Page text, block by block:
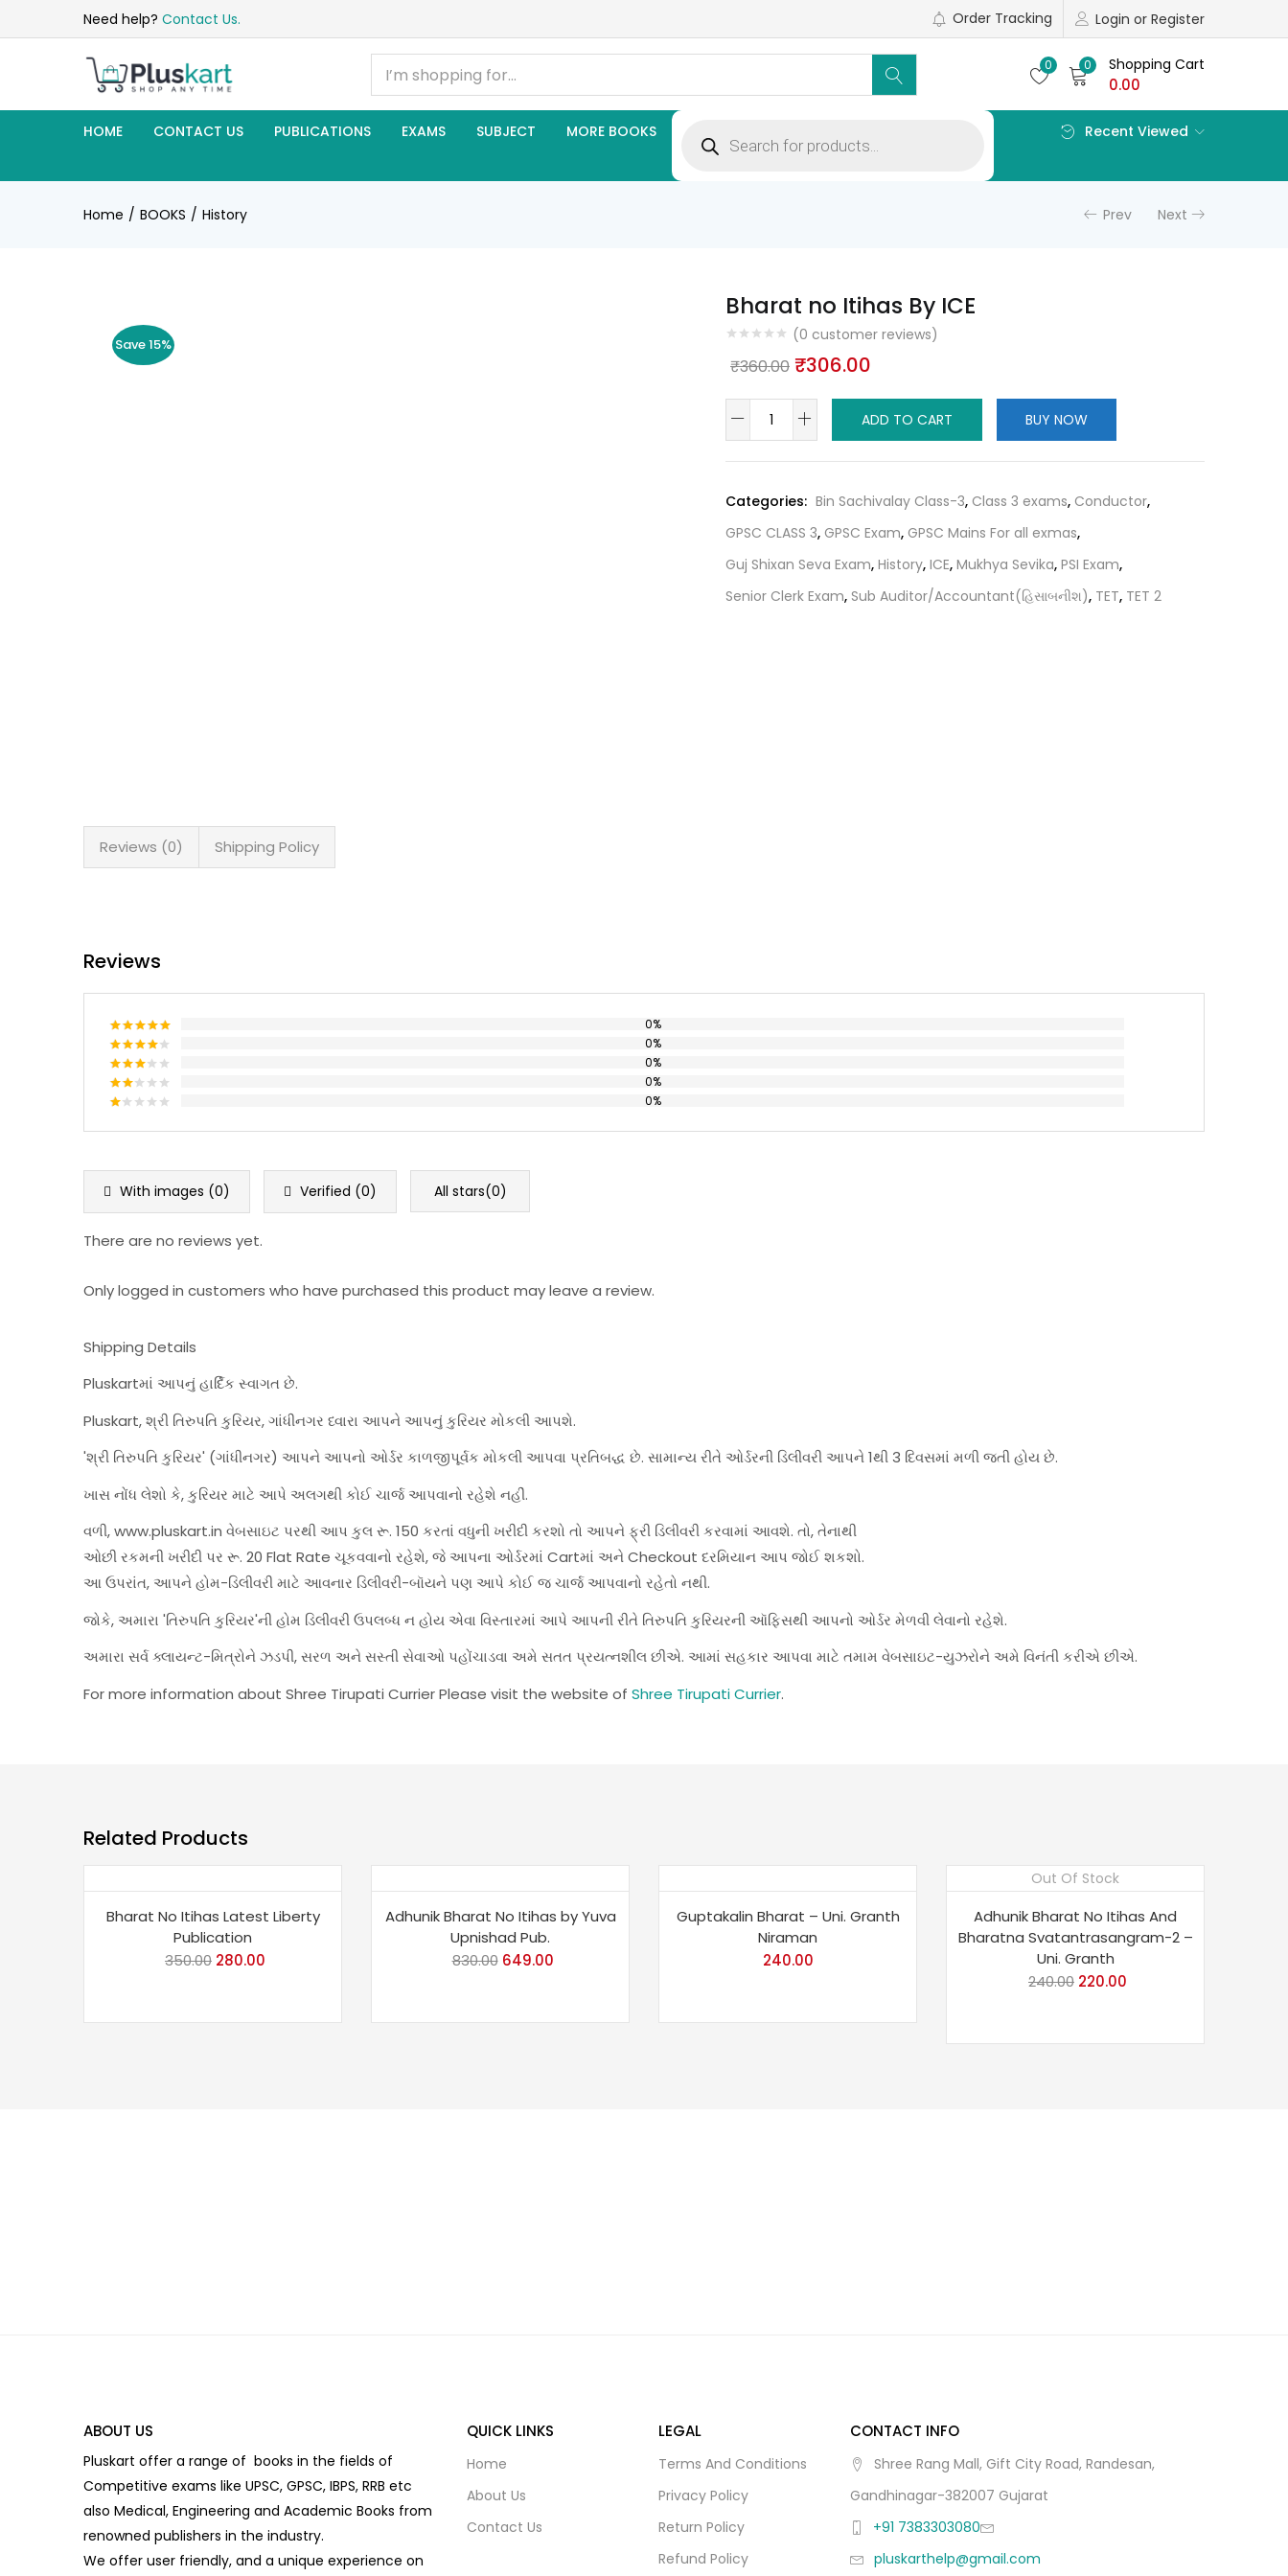
Need help? Contact Us. Login or Register
Order Tracking
0 0 Shopping Cart
0.00
HOME CONTACT US PUBLICATIONS EXAMS SUBJECT MORE BOOKS search Recent Viewed
Home BOOKS History Prev Next
Save 15%
Bharat no Itihas By ICE
(0 customer reviews)
₹360.00 Original
was:
₹360.00.
₹306.00
is:
₹306.00.
Bharat
no
Itihas
ICE
quantity
ADD TO CART BUY NOW
Categories: Bin Sachivalay Class-3, Class 3 exams, Conductor,
GPSC CLASS 3, GPSC Exam, GPSC Mains For all exmas,
Guj Shixan Seva Exam, History, ICE, Mukhya Sevika, PSI Exam,
Senior Clerk Exam, Sub Auditor/Accountant(હિસાબનીશ), TET, TET 2
Reviews (0) Shipping Policy
Reviews
Rated5out
of 5
0%
Rated4
out of 5
0%
Rated
3out
0%
Rated
out
0%
of
0%
With images (0) Verified (0) All stars(0)
There are no reviews yet.
Only logged in customers who have purchased this product may leave a review.
Shipping Details
Pluskartમાં આપનું હાર્દિક સ્વાગત છે.
Pluskart, શ્રી તિરુપતિ કુરિયર, ગાંધીનગર ધ્વારા આપને આપનું કુરિયર મોકલી આપશે.
'શ્રી તિરુપતિ કુરિયર' (ગાંધીનગર) આપને આપનો ઓર્ડર કાળજીપૂર્વક મોકલી આપવા પ્રતિબદ્ધ છે. સામાન્ય રીતે ઓર્ડરની ડિલીવરી આપને 1થી 3 દિવસમાં મળી જતી હોય છે.
ખાસ નોંધ લેશો કે, કુરિયર માટે આપે અલગથી કોઈ ચાર્જ આપવાનો રહેશે નહીં.
વળી, www.pluskart.in વેબસાઇટ પરથી આપ કુલ રૂ. 150 કરતાં વધુની ખરીદી કરશો તો આપને ફ્રી ડિલીવરી કરવામાં આવશે. તો, તેનાથી
ઓછી રકમની ખરીદી પર રૂ. 20 Flat Rate ચૂકવવાનો રહેશે, જે આપના ઓર્ડરમાં Cartમાં અને Checkout દરમિયાન આપ જોઈ શકશો.
આ ઉપરાંત, આપને હોમ-ડિલીવરી માટે આવનાર ડિલીવરી-બૉયને પણ આપે કોઈ જ ચાર્જ આપવાનો રહેતો નથી.
જોકે, અમારા 'તિરુપતિ કુરિયર'ની હોમ ડિલીવરી ઉપલબ્ધ ન હોય એવા વિસ્તારમાં આપે આપની રીતે તિરુપતિ કુરિયરની ઑફિસથી આપનો ઓર્ડર મેળવી લેવાનો રહેશે.
અમારા સર્વ ક્લાયન્ટ-મિત્રોને ઝડપી, સરળ અને સસ્તી સેવાઓ પહોંચાડવા અમે સતત પ્રયત્નશીલ છીએ. આમાં સહકાર આપવા માટે તમામ વેબસાઇટ-યુઝરોને અમે વિનંતી કરીએ છીએ.
For more information about Shree Tirupati Currier Please visit the website of Shree Tirupati Currier.
Related Products
Save 20%
Bharat No Itihas Latest Liberty
Publication
350.00 Original
280.00
Save 22%
Adhunik Bharat No Itihas by Yuva
Upnishad Pub.
830.00 Original
649.00Current
Guptakalin Bharat – Uni. Granth
Niraman
240.00
Save 8%
Out Of Stock
Adhunik Bharat No Itihas And
Bharatna Svatantrasangram-2 –
Uni. Granth
240.00 Original
220.00
ABOUT US
Pluskart offer a range of books in the fields of
Competitive exams like UPSC, GPSC, IBPS, RRB etc
also Medical, Engineering and Academic Books from
renowned publishers in the industry.
We offer user friendly, and a unique experience on
QUICK LINKS
Home
About Us
Contact Us
LEGAL
Terms And Conditions
Privacy Policy
Return Policy
Refund Policy
CONTACT INFO
Shree Rang Mall, Gift City Road, Randesan,
Gandhinagar-382007 Gujarat
+91 7383303080
pluskarthelp@gmail.com